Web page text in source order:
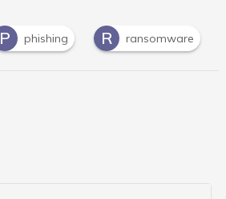
P phishing R ransomware